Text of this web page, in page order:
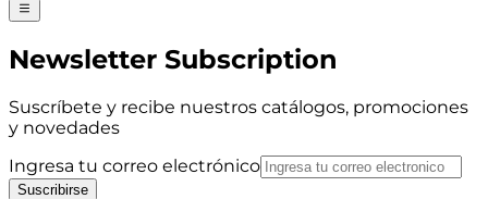
Newsletter Subscription
Suscríbete y recibe nuestros catálogos, promociones
y novedades
Ingresa tu correo electrónico
Suscribirse